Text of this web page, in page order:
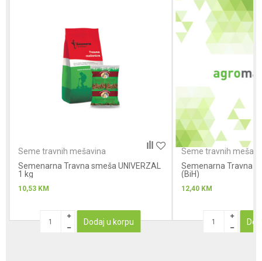
Anti-spam zaštita - izračunajte koliko je 9 - 4 :
Seme travnih mešavina
Semenarna Travna smeša UNIVERZAL
1 kg
10,53 KM
Dodaj u korpu
Seme travnih
Semenarna Travna
(BiH)
12,40 KM